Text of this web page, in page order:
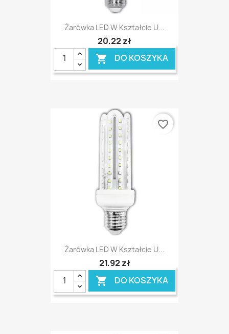
Żarówka LED W Kształcie U...
20,22 zł
 DO KOSZYKA
Żarówka LED W Kształcie U...
21,92 zł
 DO KOSZYKA
favorite_border